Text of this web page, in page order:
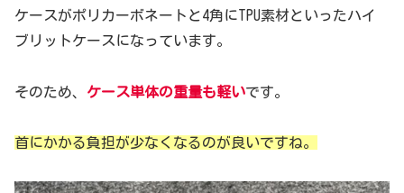
ケースがポリカーボネートと4角にTPU素材といったハイ
ブリットケースになっています。
そのため、 ケース単体の重量も軽いです。
首にかかる負担が少なくなるのが良いですね。